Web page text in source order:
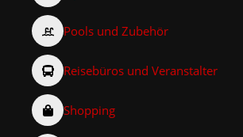
Pools und Zubehör
Reisebüros und Veranstalter
Shopping